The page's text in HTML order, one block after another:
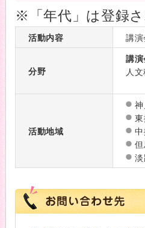
※「年代」は登録
活動内容 講
分野
講
人
活動地域